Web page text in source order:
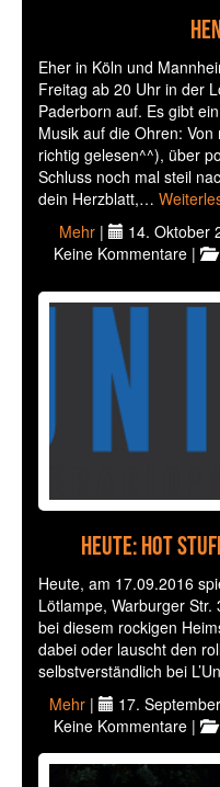
Eher in Köln und
Freitag ab 20 Uhr in der
Paderborn auf. Es gibt
Musik auf die Ohren:
richtig gelesen^^), über
Schluss noch mal steil
dein Herzblatt,…
Mehr | 14. Oktober
Keine Kommentare |
Heute: Hot
Heute, am 17.09.2016
Lötlampe, Warburger
bei diesem rockigen
dabei oder lauscht den
selbstverständlich bei
Mehr| 17.
Keine Kommentare |